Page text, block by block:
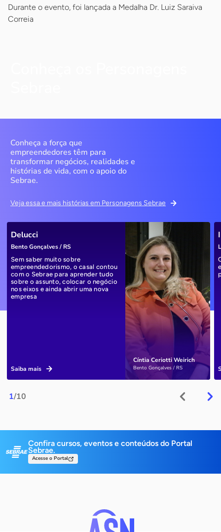
Durante o evento, foi lançada a Medalha Dr. Luiz Saraiva
Correia
Conheça a força que
empreendedores têm para
transformar negócios, realidades e
histórias de vida, com o apoio do
Sebrae.
Veja essa e mais histórias em Personagens Sebrae
1/10
Cíntia Ceriotti Weirich
Bento Gonçalves / RS
Delucci
Bento Gonçalves / RS
Sem saber muito sobre
empreendedorismo, o casal contou
com o Sebrae para aprender tudo
sobre o assunto, colocar o negócio
nos eixos e ainda abrir uma nova
empresa
Saiba mais
Confira cursos, eventos e conteúdos do Portal
Sebrae.
Acesse o Portal